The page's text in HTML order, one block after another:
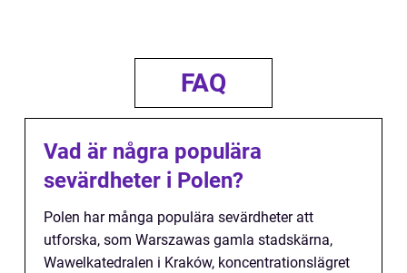
FAQ
Vad är några populära
sevärdheter i Polen?
Polen har många populära sevärdheter att
utforska, som Warszawas gamla stadskärna,
Wawelkatedralen i Kraków, koncentrationslägret